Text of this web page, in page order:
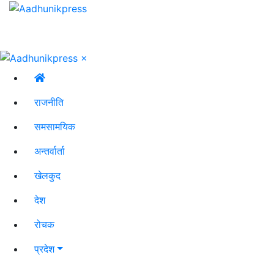
×
राजनीति
समसामयिक
अन्तर्वार्ता
खेलकुद
देश
रोचक
प्रदेश